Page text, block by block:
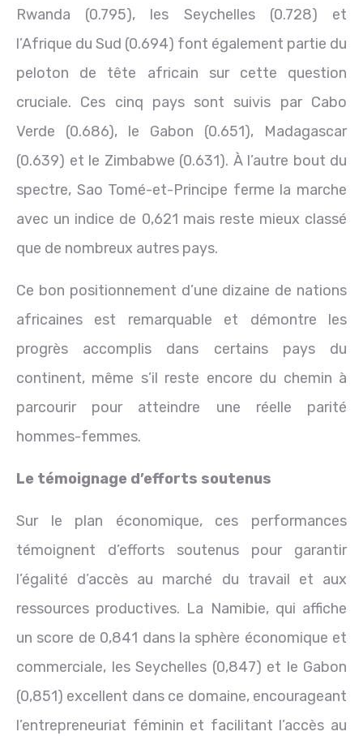
Rwanda (0.795), les Seychelles (0.728) et
l’Afrique du Sud (0.694) font également partie du
peloton de tête africain sur cette question
cruciale. Ces cinq pays sont suivis par Cabo
Verde (0.686), le Gabon (0.651), Madagascar
(0.639) et le Zimbabwe (0.631). À l’autre bout du
spectre, Sao Tomé-et-Principe ferme la marche
avec un indice de 0,621 mais reste mieux classé
que de nombreux autres pays.
Ce bon positionnement d’une dizaine de nations
africaines est remarquable et démontre les
progrès accomplis dans certains pays du
continent, même s’il reste encore du chemin à
parcourir pour atteindre une réelle parité
hommes-femmes.
Le témoignage d’efforts soutenus
Sur le plan économique, ces performances
témoignent d’efforts soutenus pour garantir
l’égalité d’accès au marché du travail et aux
ressources productives. La Namibie, qui affiche
un score de 0,841 dans la sphère économique et
commerciale, les Seychelles (0,847) et le Gabon
(0,851) excellent dans ce domaine, encourageant
l’entrepreneuriat féminin et facilitant l’accès au